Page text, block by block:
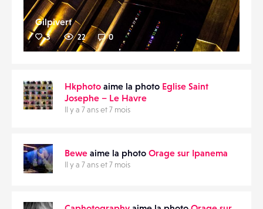
Gilpivert
3 22 0
Hkphoto aime la photo Eglise Saint
Josephe – Le Havre
Il y a 7 ans et 7 mois
Bewe aime la photo Orage sur Ipanema
Il y a 7 ans et 7 mois